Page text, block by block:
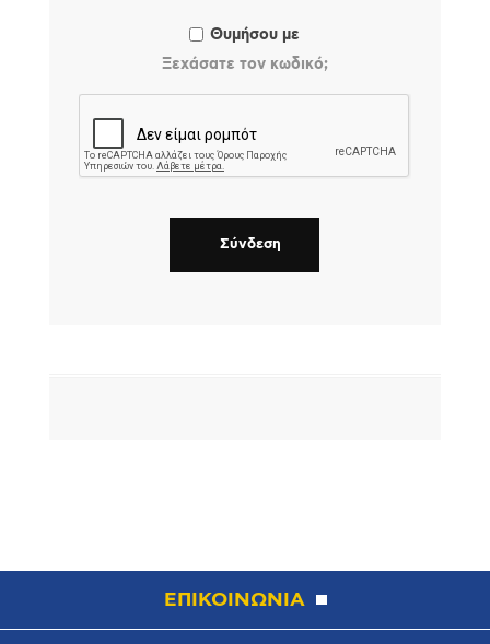
Θυμήσου με
Ξεχάσατε τον κωδικό;
ΕΠΙΚΟΙΝΩΝΙΑ